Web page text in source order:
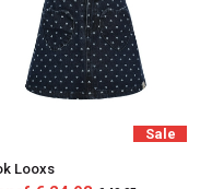
Sale
Looxs